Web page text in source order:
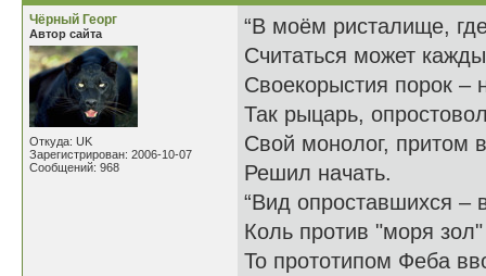
Чёрный Георг
Автор сайта
Откуда: UK
Зарегистрирован: 2006-10-07
Сообщений: 968
“В моём ристалище,
Считаться может
Своекорыстия порок –
Так рыцарь,
Свой монолог, притом
Решил начать.
“Вид опроставшихся –
Коль против "моря
То прототипом Феба